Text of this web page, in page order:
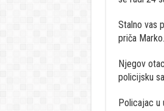
Stalno vas
priča Marko.
Njegov
policijsku
Policajac u